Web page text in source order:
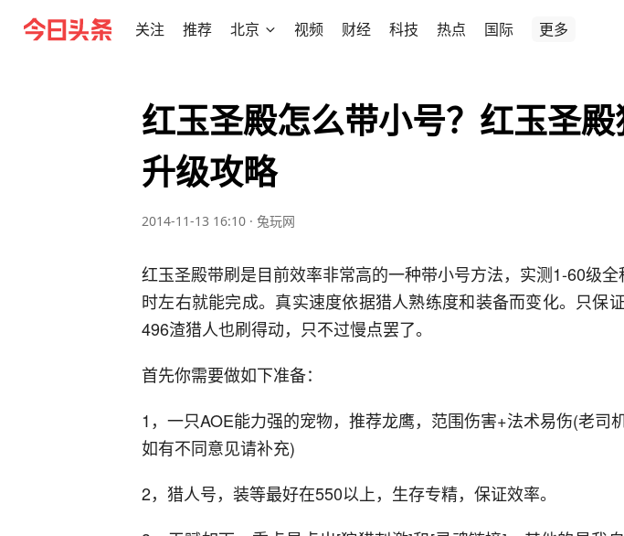
关注 推荐 北京 视频 财经 科技 热点 国际 更多
红玉圣殿怎么带小号？红玉圣
升级攻略
2014-11-13 16:10 · 兔玩网
红玉圣殿带刷是目前效率非常高的一种带小号方法，实测1-60级
时左右就能完成。真实速度依据猎人熟练度和装备而变化。只保
496渣猎人也刷得动，只不过慢点罢了。
首先你需要做如下准备：
1，一只AOE能力强的宠物，推荐龙鹰，范围伤害+法术易伤(老司
如有不同意见请补充)
2，猎人号，装等最好在550以上，生存专精，保证效率。